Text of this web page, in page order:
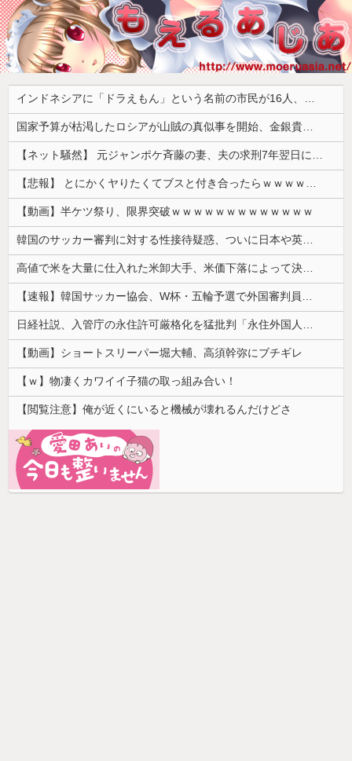
インドネシアに「ドラえもん」という名前の市民が16人、「のび太」は181人
国家予算が枯渇したロシアが山賊の真似事を開始、金銀貴金属じゃなくて自動車とかってところがリアリティありすぎる……
【ネット騒然】 元ジャンポケ斉藤の妻、夫の求刑7年翌日にインスタ更新！その内容がガチでヤバすぎる…
【悲報】 とにかくヤりたくてブスと付き合ったらｗｗｗｗｗｗｗｗｗｗｗｗｗｗｗ
【動画】半ケツ祭り、限界突破ｗｗｗｗｗｗｗｗｗｗｗｗｗ
韓国のサッカー審判に対する性接待疑惑、ついに日本や英国メディアにも取り上げられ国際問題に発展w
高値で米を大量に仕入れた米卸大手、米価下落によって決算が凄まじいことになっている模様
【速報】韓国サッカー協会、W杯・五輪予選で外国審判員や監督官を性接待！！！！
日経社説、入管庁の永住許可厳格化を猛批判「永住外国人の生活保護受給をなくす目的、外国人の意欲をそがないか懸念」「外国人を一時的な労働力ではなく、...
【動画】ショートスリーパー堀大輔、高須幹弥にブチギレ
【ｗ】物凄くカワイイ子猫の取っ組み合い！
【閲覧注意】俺が近くにいると機械が壊れるんだけどさ